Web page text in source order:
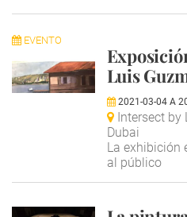
EVENTO
Luis
2021-03-04A
Intersect by
Dubai
La exhibición
al público